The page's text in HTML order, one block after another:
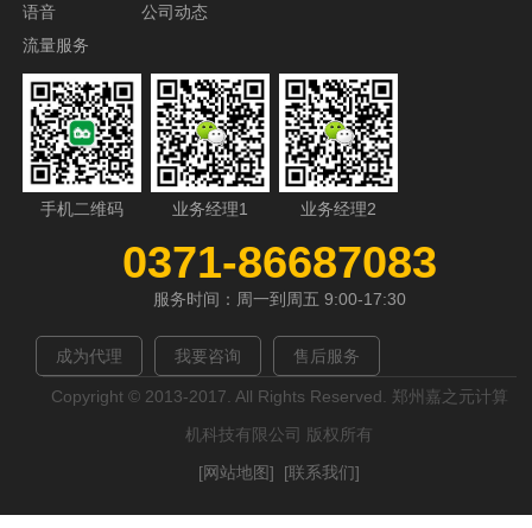
语音
流量服务
公司动态
手机二维码 业务经理1 业务经理2
0371-86687083
服务时间：周一到周五 9:00-17:30
成为代理 我要咨询 售后服务
Copyright © 2013-2017. All Rights Reserved. 郑州嘉之元计算
机科技有限公司 版权所有
[网站地图]
[联系我们]